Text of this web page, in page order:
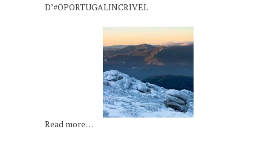
D’#OPORTUGALINCRIVEL
Read more…